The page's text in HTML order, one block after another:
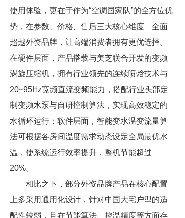
使用体验，更在于作为“空调国家队”的全方位优
势，在参数、价格、售后三大核心维度，全面
超越外资品牌，让高端消费者拥有更优选择。
在硬件层面，产品搭载与美芝联合开发的变频
涡旋压缩机，拥有行业领先的连续喷焓技术与
20~95Hz宽频直流变频能力，搭配行业头部定
制变频水泵与自研控制算法，实现高效稳定的
水循环运行；软件层面，智能变水温变流量算
法可根据各房间温度需求动态设定全局最优水
温，使系统运行效率提升，整机节能超过
20%。
相比之下，部分外资品牌产品在核心配置
上多采用通用化设计，针对中国大宅户型的适
配性较弱，且在节能算法、控温精度等方面存